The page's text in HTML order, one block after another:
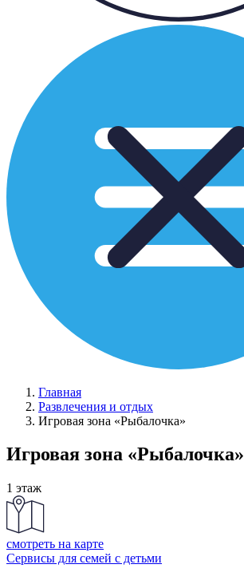
Главная
Развлечения и отдых
Игровая зона «Рыбалочка»
Игровая зона «Рыбалочка»
1 этаж
смотреть на карте
Сервисы для семей с детьми